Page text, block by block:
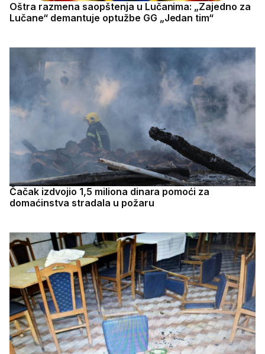
Oštra razmena saopštenja u Lučanima: „Zajedno za
Lučane“ demantuje optužbe GG „Jedan tim“
Čačak izdvojio 1,5 miliona dinara pomoći za
domaćinstva stradala u požaru